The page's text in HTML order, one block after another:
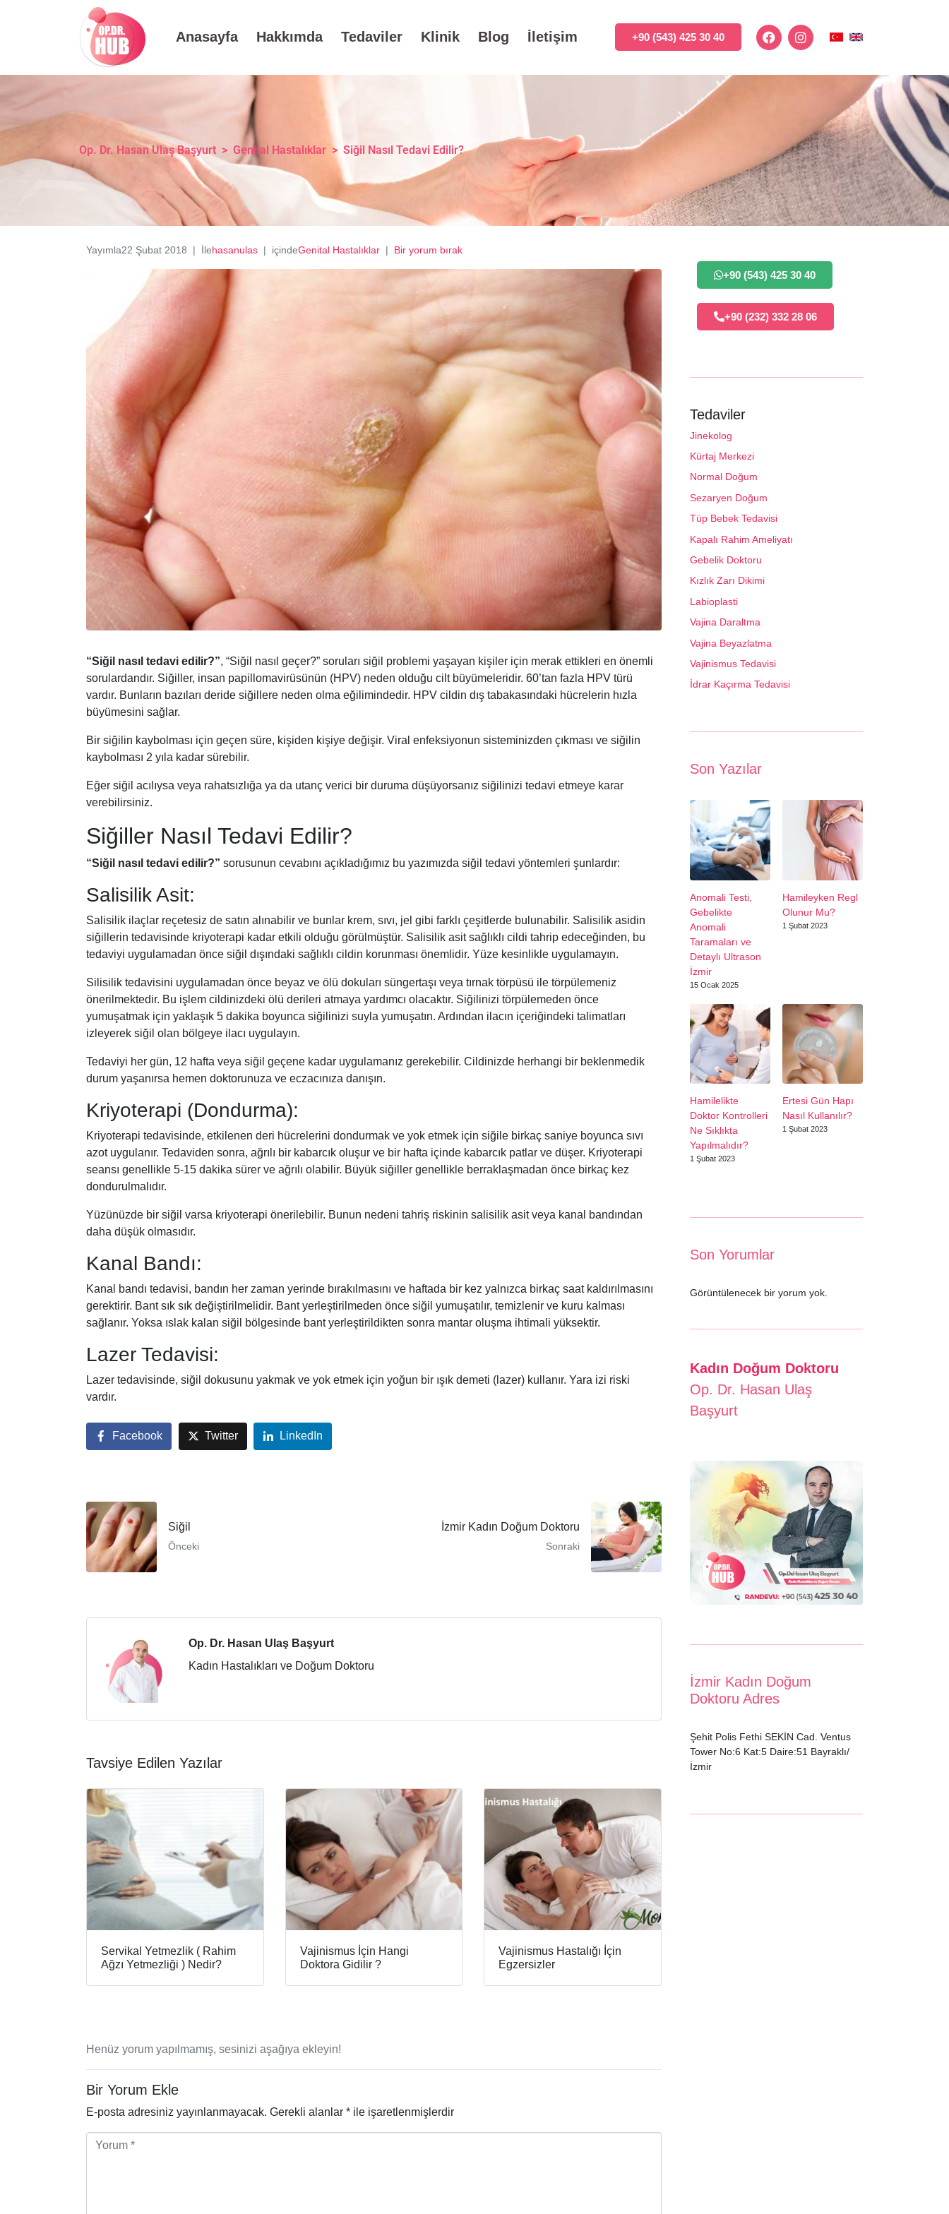
Anasayfa Hakkımda Tedaviler Klinik Blog İletişim +90 (543) 425 30 40
Op. Dr. Hasan Ulaş Başyurt > Genital Hastalıklar > Siğil Nasıl Tedavi Edilir?
Yayımla22 Şubat 2018 İlehasanulas içindeGenital Hastalıklar Bir yorum bırak
“Siğil nasıl tedavi edilir?”, “Siğil nasıl geçer?” soruları siğil problemi yaşayan kişiler için merak ettikleri en önemli
sorulardandır. Siğiller, insan papillomavirüsünün (HPV) neden olduğu cilt büyümeleridir. 60’tan fazla HPV türü
vardır. Bunların bazıları deride siğillere neden olma eğilimindedir. HPV cildin dış tabakasındaki hücrelerin hızla
büyümesini sağlar.
Bir siğilin kaybolması için geçen süre, kişiden kişiye değişir. Viral enfeksiyonun sisteminizden çıkması ve siğilin
kaybolması 2 yıla kadar sürebilir.
Eğer siğil acılıysa veya rahatsızlığa ya da utanç verici bir duruma düşüyorsanız siğilinizi tedavi etmeye karar
verebilirsiniz.
Siğiller Nasıl Tedavi Edilir?
“Siğil nasıl tedavi edilir?” sorusunun cevabını açıkladığımız bu yazımızda siğil tedavi yöntemleri şunlardır:
Salisilik Asit:
Salisilik ilaçlar reçetesiz de satın alınabilir ve bunlar krem, sıvı, jel gibi farklı çeşitlerde bulunabilir. Salisilik asidin
siğillerin tedavisinde kriyoterapi kadar etkili olduğu görülmüştür. Salisilik asit sağlıklı cildi tahrip edeceğinden, bu
tedaviyi uygulamadan önce siğil dışındaki sağlıklı cildin korunması önemlidir. Yüze kesinlikle uygulamayın.
Silisilik tedavisini uygulamadan önce beyaz ve ölü dokuları süngertaşı veya tırnak törpüsü ile törpülemeniz
önerilmektedir. Bu işlem cildinizdeki ölü derileri atmaya yardımcı olacaktır. Siğilinizi törpülemeden önce
yumuşatmak için yaklaşık 5 dakika boyunca siğilinizi suyla yumuşatın. Ardından ilacın içeriğindeki talimatları
izleyerek siğil olan bölgeye ilacı uygulayın.
Tedaviyi her gün, 12 hafta veya siğil geçene kadar uygulamanız gerekebilir. Cildinizde herhangi bir beklenmedik
durum yaşanırsa hemen doktorunuza ve eczacınıza danışın.
Kriyoterapi (Dondurma):
Kriyoterapi tedavisinde, etkilenen deri hücrelerini dondurmak ve yok etmek için siğile birkaç saniye boyunca sıvı
azot uygulanır. Tedaviden sonra, ağrılı bir kabarcık oluşur ve bir hafta içinde kabarcık patlar ve düşer. Kriyoterapi
seansı genellikle 5-15 dakika sürer ve ağrılı olabilir. Büyük siğiller genellikle berraklaşmadan önce birkaç kez
dondurulmalıdır.
Yüzünüzde bir siğil varsa kriyoterapi önerilebilir. Bunun nedeni tahriş riskinin salisilik asit veya kanal bandından
daha düşük olmasıdır.
Kanal Bandı:
Kanal bandı tedavisi, bandın her zaman yerinde bırakılmasını ve haftada bir kez yalnızca birkaç saat kaldırılmasını
gerektirir. Bant sık sık değiştirilmelidir. Bant yerleştirilmeden önce siğil yumuşatılır, temizlenir ve kuru kalması
sağlanır. Yoksa ıslak kalan siğil bölgesinde bant yerleştirildikten sonra mantar oluşma ihtimali yüksektir.
Lazer Tedavisi:
Lazer tedavisinde, siğil dokusunu yakmak ve yok etmek için yoğun bir ışık demeti (lazer) kullanır. Yara izi riski
vardır.
Facebook Twitter LinkedIn
Siğil
Önceki
İzmir Kadın Doğum Doktoru
Sonraki
Op. Dr. Hasan Ulaş Başyurt
Kadın Hastalıkları ve Doğum Doktoru
Tavsiye Edilen Yazılar
Servikal Yetmezlik ( Rahim
Ağzı Yetmezliği ) Nedir?
Vajinismus İçin Hangi
Doktora Gidilir ?
Vajinismus Hastalığı İçin
Egzersizler
Henüz yorum yapılmamış, sesinizi aşağıya ekleyin!
Bir Yorum Ekle
E-posta adresiniz yayınlanmayacak. Gerekli alanlar * ile işaretlenmişlerdir
+90 (543) 425 30 40
+90 (232) 332 28 06
Tedaviler
Jinekolog
Kürtaj Merkezi
Normal Doğum
Sezaryen Doğum
Tüp Bebek Tedavisi
Kapalı Rahim Ameliyatı
Gebelik Doktoru
Kızlık Zarı Dikimi
Labioplasti
Vajina Daraltma
Vajina Beyazlatma
Vajinismus Tedavisi
İdrar Kaçırma Tedavisi
Son Yazılar
Anomali Testi,
Gebelikte
Anomali
Taramaları ve
Detaylı Ultrason
İzmir
15 Ocak 2025
Hamileyken Regl
Olunur Mu?
1 Şubat 2023
Hamilelikte
Doktor Kontrolleri
Ne Sıklıkta
Yapılmalıdır?
1 Şubat 2023
Ertesi Gün Hapı
Nasıl Kullanılır?
1 Şubat 2023
Son Yorumlar
Görüntülenecek bir yorum yok.
Kadın Doğum Doktoru
Op. Dr. Hasan Ulaş
Başyurt
İzmir Kadın Doğum
Doktoru Adres
Şehit Polis Fethi SEKİN Cad. Ventus
Tower No:6 Kat:5 Daire:51 Bayraklı/
İzmir